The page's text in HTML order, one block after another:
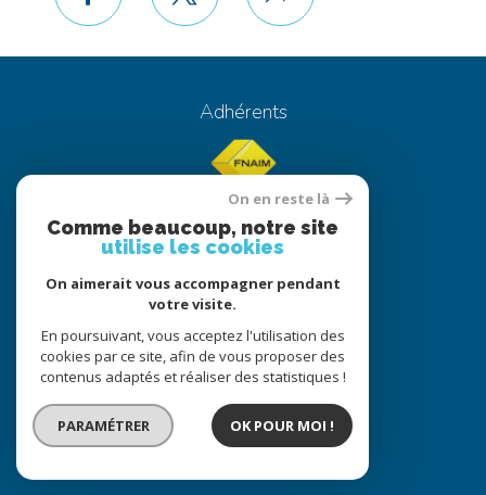
de
partage
Adhérents
© 2022
Tous droits réservés
Traduction powered by Google
Nos honoraires
Plan du site
Mentions légales Partenaires Admin
Comment Nous Gérons Vos Données
On en reste là
Comme beaucoup, notre site
utilise les cookies
On aimerait vous accompagner pendant
votre visite.
En poursuivant, vous acceptez l'utilisation des
cookies par ce site, afin de vous proposer des
contenus adaptés et réaliser des statistiques !
PARAMÉTRER OK POUR MOI !